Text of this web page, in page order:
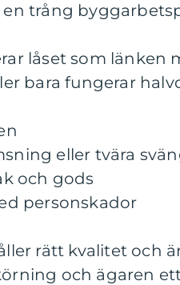
trång
låset som länken
bara fungerar
eller tvära
och gods
personskador
rätt kvalitet och
och ägaren